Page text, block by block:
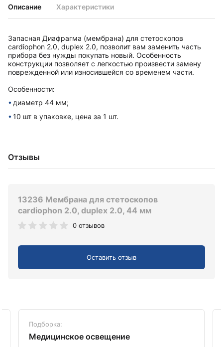
Описание Характеристики
Запасная Диафрагма (мембрана) для стетоскопов
cardiophon 2.0, duplex 2.0, позволит вам заменить часть
прибора без нужды покупать новый. Особенность
конструкции позволяет с легкостью произвести замену
поврежденной или износившейся со временем части.
Особенности:
диаметр 44 мм;
10 шт в упаковке, цена за 1 шт.
Отзывы
13236 Мембрана для стетоскопов
cardiophon 2.0, duplex 2.0, 44 мм
0 отзывов
Оставить отзыв
Подборка:
Медицинское освещение